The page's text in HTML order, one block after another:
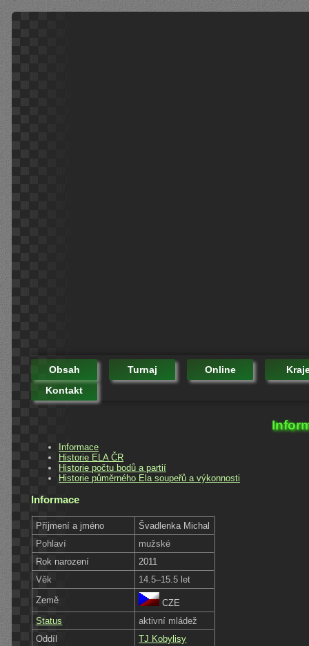
Obsah Turnaj Online
Kontakt
Informace
Historie ELA ČR
Historie počtu bodů a partií
Historie půměrného Ela soupeřů a výkonnosti
Informace
Příjmení a jméno
Švadlenka Michal
Pohlaví
mužské
Rok narození
2011
Věk
14.5–15.5 let
Země
CZE
Status
aktivní mládež
Oddíl
TJ Kobylisy